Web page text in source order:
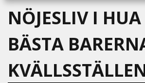
NÖJESLIV I
BÄSTA